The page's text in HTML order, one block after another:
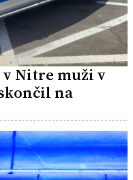
Nitre muži v
na